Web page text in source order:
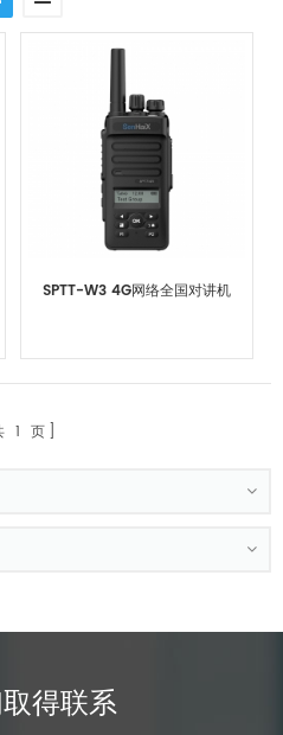
SPTT-W3 4G网络全国对讲机
1 页
得联系